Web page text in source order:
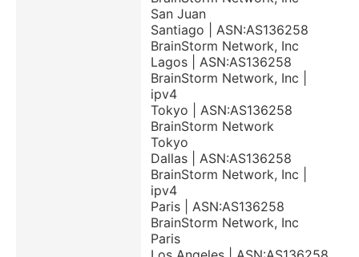
San Juan
Santiago | ASN:AS136258
BrainStorm Network, Inc
Lagos | ASN:AS136258
BrainStorm Network, Inc |
ipv4
Tokyo | ASN:AS136258
BrainStorm Network
Tokyo
Dallas | ASN:AS136258
BrainStorm Network, Inc |
ipv4
Paris | ASN:AS136258
BrainStorm Network, Inc
Paris